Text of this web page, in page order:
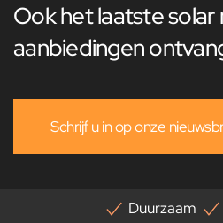
Ook het laatste solar
aanbiedingen
Schrijf u in op onze
Duurzaam